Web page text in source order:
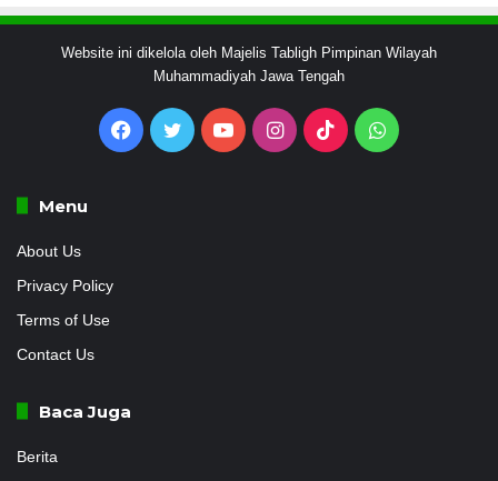
Website ini dikelola oleh Majelis Tabligh Pimpinan Wilayah
Muhammadiyah Jawa Tengah
Facebook
Twitter YouTubeInstagram
TikTokWhatsApp
Menu
About Us
Privacy Policy
Terms of Use
Contact Us
Baca Juga
Berita